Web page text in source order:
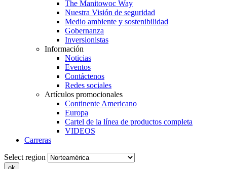
The Manitowoc Way
Nuestra Visión de seguridad
Medio ambiente y sostenibilidad
Gobernanza
Inversionistas
Información
Noticias
Eventos
Contáctenos
Redes sociales
Artículos promocionales
Continente Americano
Europa
Cartel de la línea de productos completa
VIDEOS
Carreras
Select region